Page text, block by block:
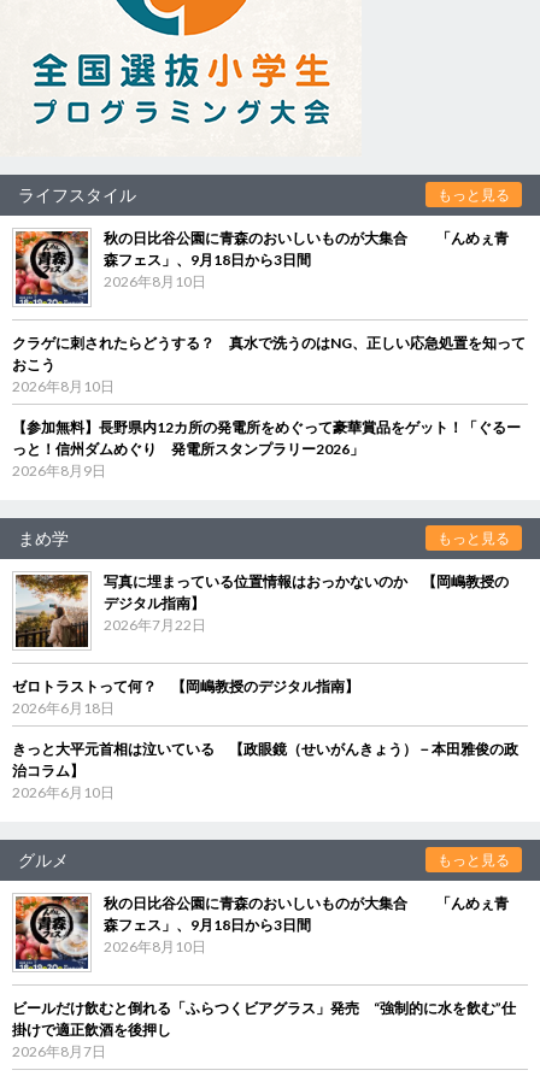
ライフスタイル もっと見る
秋の日比谷公園に青森のおいしいものが大集合 「んめぇ青
森フェス」、9月18日から3日間
2026年8月10日
クラゲに刺されたらどうする？ 真水で洗うのはNG、正しい応急処置を知って
おこう
2026年8月10日
【参加無料】長野県内12カ所の発電所をめぐって豪華賞品をゲット！「ぐるー
っと！信州ダムめぐり 発電所スタンプラリー2026」
2026年8月9日
まめ学 もっと見る
写真に埋まっている位置情報はおっかないのか 【岡嶋教授の
デジタル指南】
2026年7月22日
ゼロトラストって何？ 【岡嶋教授のデジタル指南】
2026年6月18日
きっと大平元首相は泣いている 【政眼鏡（せいがんきょう）－本田雅俊の政
治コラム】
2026年6月10日
グルメ もっと見る
秋の日比谷公園に青森のおいしいものが大集合 「んめぇ青
森フェス」、9月18日から3日間
2026年8月10日
ビールだけ飲むと倒れる「ふらつくビアグラス」発売 “強制的に水を飲む”仕
掛けで適正飲酒を後押し
2026年8月7日